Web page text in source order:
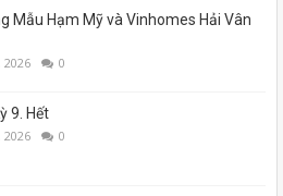
Mẫu Hạm Mỹ và Vinhomes Hải Vân
2026 0
9. Hết
2026 0